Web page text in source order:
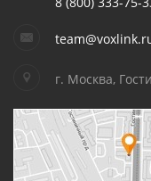
г. Москва,